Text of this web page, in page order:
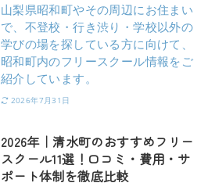
山梨県昭和町やその周辺にお住まい
で、不登校・行き渋り・学校以外の
学びの場を探している方に向けて、
昭和町内のフリースクール情報をご
紹介しています。
2026年7月31日
2026年｜清水町のおすすめフリー
スクール11選！口コミ・費用・サ
ポート体制を徹底比較